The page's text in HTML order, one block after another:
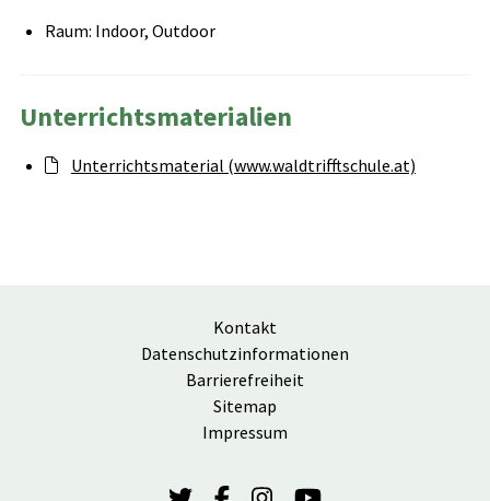
Raum: Indoor, Outdoor
Unterrichtsmaterialien
Unterrichtsmaterial (www.waldtrifftschule.at)
Kontakt
Datenschutzinformationen
Barrierefreiheit
Sitemap
Impressum